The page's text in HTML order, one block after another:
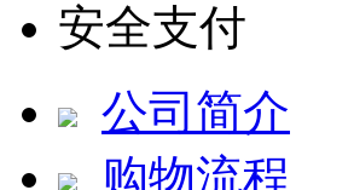
安全支付
公司简介
购物流程